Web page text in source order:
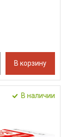
В корзину
В наличии